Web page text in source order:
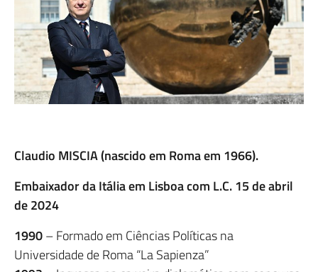
Claudio MISCIA (nascido em Roma em 1966).
Embaixador da Itália em Lisboa com L.C. 15 de abril
de 2024
1990– Formado em Ciências Políticas na
Universidade de Roma “La Sapienza”